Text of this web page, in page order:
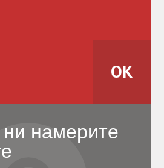
намерите